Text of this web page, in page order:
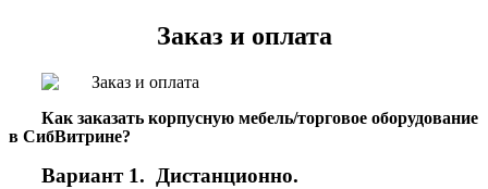
Заказ и оплата
Как заказать корпусную мебель/торговое оборудование
в СибВитрине?
Вариант 1. Дистанционно.